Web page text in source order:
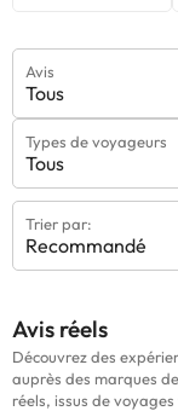
Avis
Tous
Types de voyageurs
Tous
Trier par:
Recommandé
Avis réels
Découvrez des
auprès des marques
réels, issus de voyages